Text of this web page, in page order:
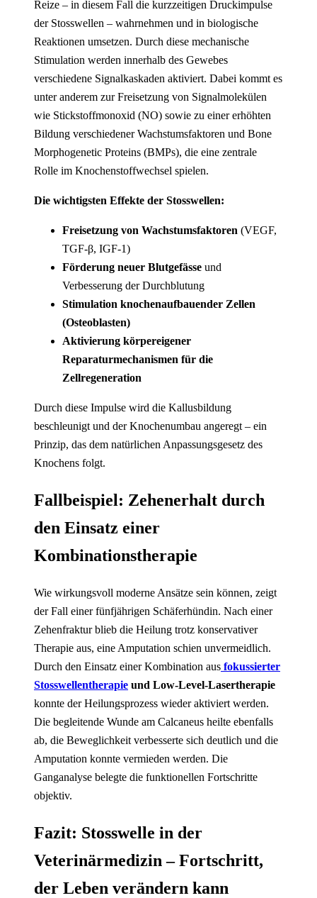
Reize – in diesem Fall die kurzzeitigen Druckimpulse
der Stosswellen – wahrnehmen und in biologische
Reaktionen umsetzen. Durch diese mechanische
Stimulation werden innerhalb des Gewebes
verschiedene Signalkaskaden aktiviert. Dabei kommt es
unter anderem zur Freisetzung von Signalmolekülen
wie Stickstoffmonoxid (NO) sowie zu einer erhöhten
Bildung verschiedener Wachstumsfaktoren und Bone
Morphogenetic Proteins (BMPs), die eine zentrale
Rolle im Knochenstoffwechsel spielen.
Die wichtigsten Effekte der Stosswellen:
Freisetzung von Wachstumsfaktoren (VEGF,
TGF-β, IGF-1)
Förderung neuer Blutgefässe und
Verbesserung der Durchblutung
Stimulation knochenaufbauender Zellen
(Osteoblasten)
Aktivierung körpereigener
Reparaturmechanismen für die
Zellregeneration
Durch diese Impulse wird die Kallusbildung
beschleunigt und der Knochenumbau angeregt – ein
Prinzip, das dem natürlichen Anpassungsgesetz des
Knochens folgt.
Fallbeispiel: Zehenerhalt durch
den Einsatz einer
Kombinationstherapie
Wie wirkungsvoll moderne Ansätze sein können, zeigt
der Fall einer fünfjährigen Schäferhündin. Nach einer
Zehenfraktur blieb die Heilung trotz konservativer
Therapie aus, eine Amputation schien unvermeidlich.
Durch den Einsatz einer Kombination aus fokussierter
Stosswellentherapie und Low-Level-Lasertherapie
konnte der Heilungsprozess wieder aktiviert werden.
Die begleitende Wunde am Calcaneus heilte ebenfalls
ab, die Beweglichkeit verbesserte sich deutlich und die
Amputation konnte vermieden werden. Die
Ganganalyse belegte die funktionellen Fortschritte
objektiv.
Fazit: Stosswelle in der
Veterinärmedizin – Fortschritt,
der Leben verändern kann